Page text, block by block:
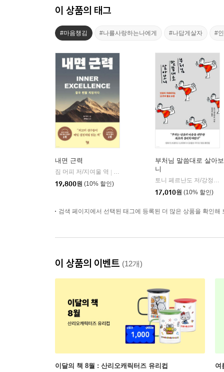
이 상품의 태그
#마음챙김 #나를사랑하는나에게 #나답게살자 #
내면 근력
짐 머피 저/지여울 역
윌북(willbook)
19,800원 (10% 할인)
부처님 말씀대로 살아보
니
토니 페르난도 저/강정선 역
17,010원 (10% 할인)
검색 페이지에서 선택된 태그에 등록된 더 많은 상품을 확인해
이 상품의 이벤트 (12개)
이달의 책 8월 : 산리오캐릭터즈 유리컵 여